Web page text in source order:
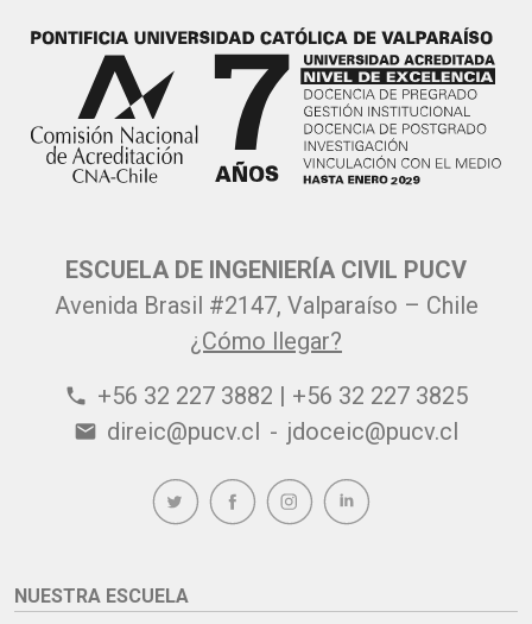
ESCUELA DE INGENIERÍA CIVIL PUCV
Avenida Brasil #2147, Valparaíso – Chile
¿Cómo llegar?
phone +56 32 227 3882 | +56 32 227 3825
email direic@pucv.cl - jdoceic@pucv.cl
NUESTRA ESCUELA